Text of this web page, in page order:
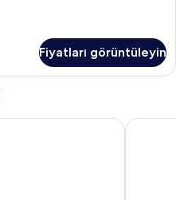
Fiyatları görüntüleyin
Hotel